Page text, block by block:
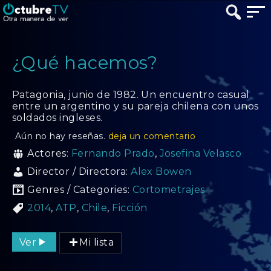
¿Qué hacemos?
Patagonia, junio de 1982. Un encuentro casual
entre un argentino y su pareja chilena con unos
soldados ingleses.
Aún no hay reseñas. deja un comentario
Actores: Fernando Prado,Josefina Velasco
Director / Directora:Alex Bowen
Genres / Categories: Cortometrajes
2014,ATP, Chile, Ficción
Ver Mi lista